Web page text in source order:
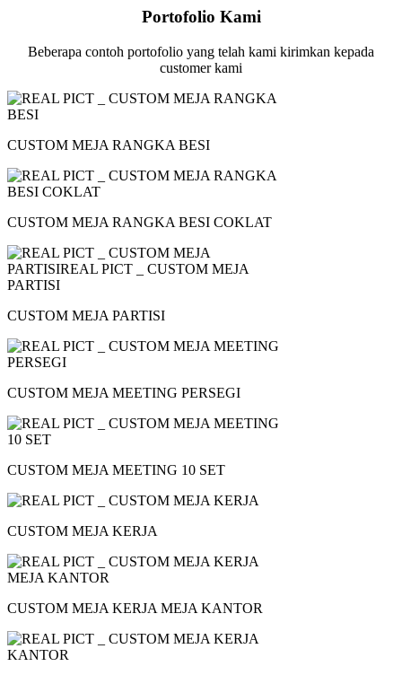
Portofolio Kami
Beberapa contoh portofolio yang telah kami kirimkan kepada
customer kami
CUSTOM MEJA RANGKA BESI
CUSTOM MEJA RANGKA BESI COKLAT
CUSTOM MEJA PARTISI
CUSTOM MEJA MEETING PERSEGI
CUSTOM MEJA MEETING 10 SET
CUSTOM MEJA KERJA
CUSTOM MEJA KERJA MEJA KANTOR